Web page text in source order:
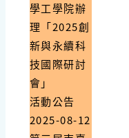
學工學院辦
理「2025創
新與永續科
技國際研討
會」
活動公告
2025-08-12